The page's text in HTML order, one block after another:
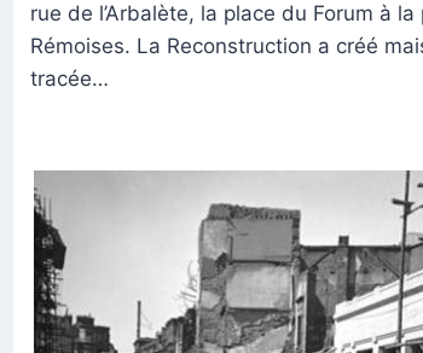
rue de l’Arbalète, la place du Forum à
Rémoises. La Reconstruction a créé
tracée…